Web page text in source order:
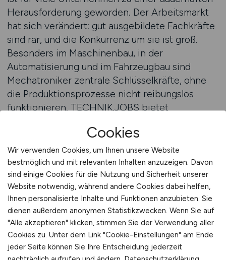
Herausforderung geworden. Der Arbeitsmarkt
hat sich verändert: gut ausgebildete Fachkräfte
sind rar, und die Konkurrenz um sie ist groß.
Besonders im Maschinenbau, in der
Automatisierung und im Fahrzeugbau sind
Mechatroniker zentrale Schlüsselkräfte, ohne
die Produktionsprozesse nicht reibungslos
funktionieren. TECHNIK.JOBS bietet
offenen Positionen genau dort zu präsentieren,
wo sich die passenden Bewerber aufhalten.
Durch die Spezialisierung des Portals auf
technische Berufe entsteht ein ideales Umfeld,
um Fachkräfte aus der Mechatronikbranche zu
erreichen.
Eine professionelle Personalstrategie umfasst
mehr als das reine Schalten von Anzeigen. Sie
beginnt bei der klaren Definition des gesuchten
Cookies
Wir verwenden Cookies, um Ihnen unsere Website
bestmöglich und mit relevanten Inhalten anzuzeigen. Davon
sind einige Cookies für die Nutzung und Sicherheit unserer
Website notwendig, während andere Cookies dabei helfen,
Ihnen personalisierte Inhalte und Funktionen anzubieten. Sie
dienen außerdem anonymen Statistikzwecken. Wenn Sie auf
"Alle akzeptieren" klicken, stimmen Sie der Verwendung aller
Cookies zu. Unter dem Link "Cookie-Einstellungen" am Ende
jeder Seite können Sie Ihre Entscheidung jederzeit